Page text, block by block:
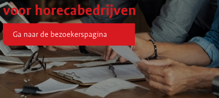
voor horecabedrijven
Ga naar de bezoekerspagina